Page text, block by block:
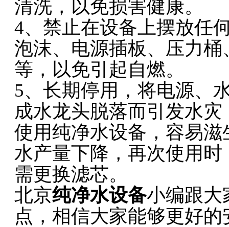
清洗，以免损害健康。
4、禁止在设备上摆放任
泡沫、电源插板、压力
等，以免引起自燃。
5、长期停用，将电源、
成水龙头脱落而引发水
使用纯净水设备，容易
水产量下降，再次使用
需更换滤芯。
北京纯净水设备小编跟大
点，相信大家能够更好